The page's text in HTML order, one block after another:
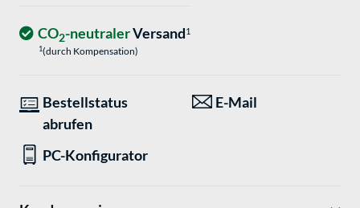
CO2-neutralerVersand1
1(durch Kompensation)
Bestellstatus
abrufen
E-Mail
PC-Konfigurator